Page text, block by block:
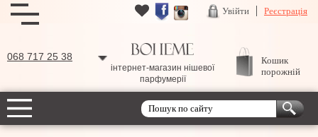
Увійти Реєстрація
068 717 25 38
інтернет-магазин нішевої
парфумерії
Кошик
порожній